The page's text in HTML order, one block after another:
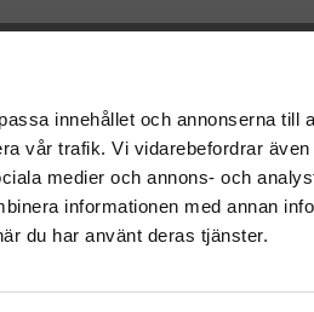
innehållet och annonserna till
vår trafik. Vi vidarebefordrar
medier och annons- och
informationen med annan
du har använt deras tjänster.
Posten och